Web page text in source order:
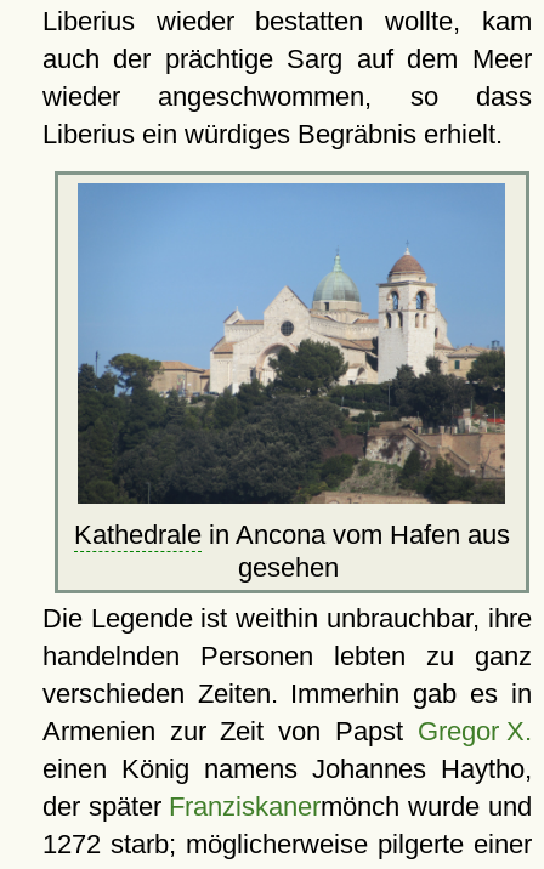
Liberius wieder bestatten wollte, kam
auch der prächtige Sarg auf dem Meer
wieder angeschwommen, so dass
Liberius ein würdiges Begräbnis erhielt.
Kathedralein Ancona vom Hafen aus
gesehen
Die Legende ist weithin unbrauchbar, ihre
handelnden Personen lebten zu ganz
verschieden Zeiten. Immerhin gab es in
Armenien zur Zeit von Papst Gregor X.
einen König namens Johannes Haytho,
der später Franziskanermönch wurde und
1272 starb; möglicherweise pilgerte einer